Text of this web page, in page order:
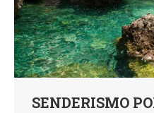
SENDERISMO